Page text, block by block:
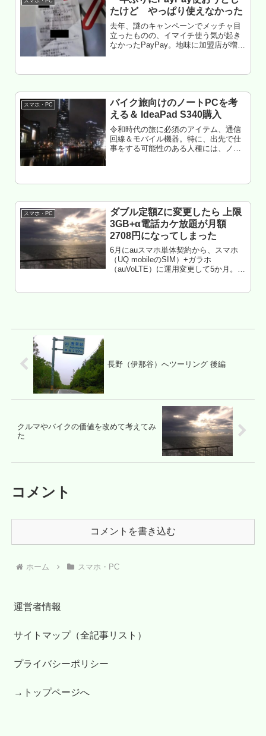
たけど やっぱり使えなかった
去年、謎のキャンペーンでメッチャ目
立ったものの、イマイチ使う気が起き
なかったPayPay。地味に加盟店が増え
使いに行ってみたけど、やっぱり使い
スマホ・PC
バイク旅向けのノートPCを考
える＆ IdeaPad S340購入
令和時代の旅に必須のアイテム、通信
回線＆モバイル機器。特に、出先で仕
事をする可能性のある人種には、ノー
ックを検討&買ってみた。という話。...
スマホ・PC
ダブル定額Zに変更したら 上限
3GB+α電話カケ放題が月額
2708円になってしまった
6月にauスマホ単体契約から、スマホ
（UQ mobileのSIM）+ガラホ
（auVoLTE）に運用変更して5か月。11
長野（伊那谷）へツーリング 後編
クルマやバイクの価値を改めて考えてみ
た
コメント
コメントを書き込む
ホーム スマホ・PC
運営者情報
サイトマップ（全記事リスト）
プライバシーポリシー
→トップページへ